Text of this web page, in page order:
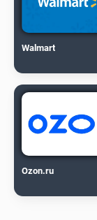
Walmart
Ozon.ru